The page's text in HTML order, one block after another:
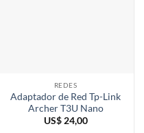
REDES
Adaptador de Red Tp-Link
Archer T3U Nano
US$24,00